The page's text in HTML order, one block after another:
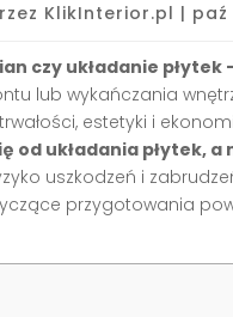
KlikInterior.pl | paź
czy układanie płytek
lub wykańczania
estetyki i
od układania płytek,
uszkodzeń i
przygotowania